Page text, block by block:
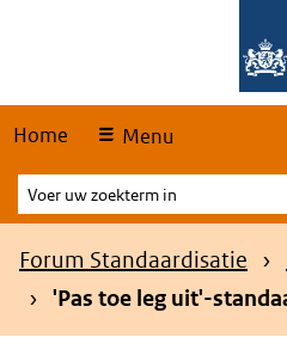
Home Menu
Voer
uw
zoekterm
Kruimelpad
Forum Standaardisatie
'Pas toe leg uit'-